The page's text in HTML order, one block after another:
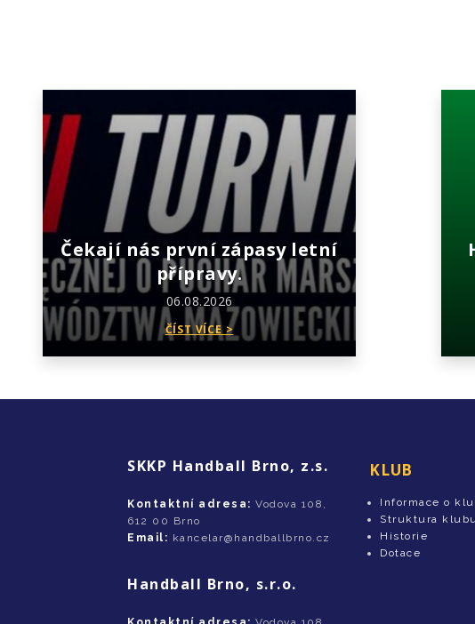
Čekají nás první zápasy letní
přípravy.
06.08.2026
ČÍST VÍCE >
SKKP Handball Brno, z.s.
Kontaktní adresa: Vodova 108,
612 00 Brno
Email: kancelar@handballbrno.cz
Handball Brno, s.r.o.
KLUB
Informace o
Struktura klubu
Historie
Dotace